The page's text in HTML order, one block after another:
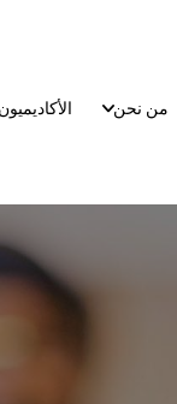
من نحن